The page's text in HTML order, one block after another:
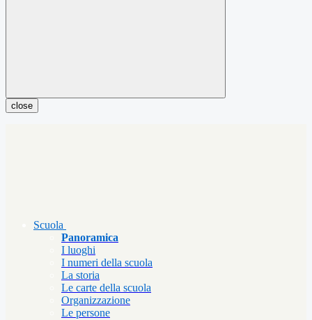
close
Scuola
Panoramica
I luoghi
I numeri della scuola
La storia
Le carte della scuola
Organizzazione
Le persone